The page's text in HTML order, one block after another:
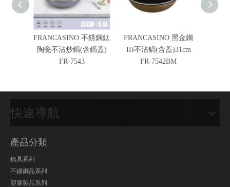
FRANCASINO 不銹鋼鈦
陶瓷不沾炒鍋(含鍋蓋)
FR-7543
FRANCASINO 黑金鋼
IH不沾鍋(含蓋)31cm
FR-7542BM
快速導航
產品分類
鍋具系列
不鏽鋼品系列
塑膠製品系列